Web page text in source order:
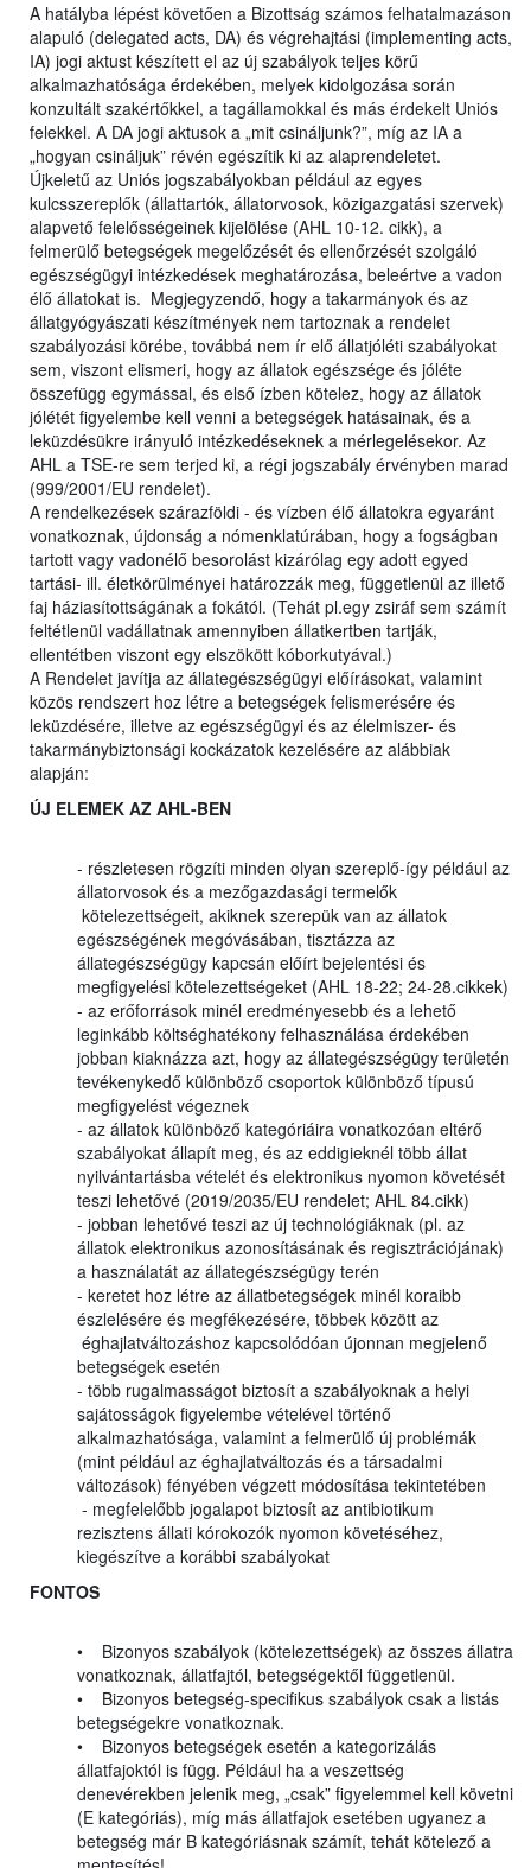
A hatályba lépést követően a Bizottság számos felhatalmazáson
alapuló (delegated acts, DA) és végrehajtási (implementing acts,
IA) jogi aktust készített el az új szabályok teljes körű
alkalmazhatósága érdekében, melyek kidolgozása során
konzultált szakértőkkel, a tagállamokkal és más érdekelt Uniós
felekkel. A DA jogi aktusok a „mit csináljunk?”, míg az IA a
„hogyan csináljuk” révén egészítik ki az alaprendeletet.
Újkeletű az Uniós jogszabályokban például az egyes
kulcsszereplők (állattartók, állatorvosok, közigazgatási szervek)
alapvető felelősségeinek kijelölése (AHL 10-12. cikk), a
felmerülő betegségek megelőzését és ellenőrzését szolgáló
egészségügyi intézkedések meghatározása, beleértve a vadon
élő állatokat is. Megjegyzendő, hogy a takarmányok és az
állatgyógyászati készítmények nem tartoznak a rendelet
szabályozási körébe, továbbá nem ír elő állatjóléti szabályokat
sem, viszont elismeri, hogy az állatok egészsége és jóléte
összefügg egymással, és első ízben kötelez, hogy az állatok
jólétét figyelembe kell venni a betegségek hatásainak, és a
leküzdésükre irányuló intézkedéseknek a mérlegelésekor. Az
AHL a TSE-re sem terjed ki, a régi jogszabály érvényben marad
(999/2001/EU rendelet).
A rendelkezések szárazföldi - és vízben élő állatokra egyaránt
vonatkoznak, újdonság a nómenklatúrában, hogy a fogságban
tartott vagy vadonélő besorolást kizárólag egy adott egyed
tartási- ill. életkörülményei határozzák meg, függetlenül az illető
faj háziasítottságának a fokától. (Tehát pl.egy zsiráf sem számít
feltétlenül vadállatnak amennyiben állatkertben tartják,
ellentétben viszont egy elszökött kóborkutyával.)
A Rendelet javítja az állategészségügyi előírásokat, valamint
közös rendszert hoz létre a betegségek felismerésére és
leküzdésére, illetve az egészségügyi és az élelmiszer- és
takarmánybiztonsági kockázatok kezelésére az alábbiak
alapján:
ÚJ ELEMEK AZ AHL-BEN
- részletesen rögzíti minden olyan szereplő-így például az
állatorvosok és a mezőgazdasági termelők
kötelezettségeit, akiknek szerepük van az állatok
egészségének megóvásában, tisztázza az
állategészségügy kapcsán előírt bejelentési és
megfigyelési kötelezettségeket (AHL 18-22; 24-28.cikkek)
- az erőforrások minél eredményesebb és a lehető
leginkább költséghatékony felhasználása érdekében
jobban kiaknázza azt, hogy az állategészségügy területén
tevékenykedő különböző csoportok különböző típusú
megfigyelést végeznek
- az állatok különböző kategóriáira vonatkozóan eltérő
szabályokat állapít meg, és az eddigieknél több állat
nyilvántartásba vételét és elektronikus nyomon követését
teszi lehetővé (2019/2035/EU rendelet; AHL 84.cikk)
- jobban lehetővé teszi az új technológiáknak (pl. az
állatok elektronikus azonosításának és regisztrációjának)
a használatát az állategészségügy terén
- keretet hoz létre az állatbetegségek minél koraibb
észlelésére és megfékezésére, többek között az
éghajlatváltozáshoz kapcsolódóan újonnan megjelenő
betegségek esetén
- több rugalmasságot biztosít a szabályoknak a helyi
sajátosságok figyelembe vételével történő
alkalmazhatósága, valamint a felmerülő új problémák
(mint például az éghajlatváltozás és a társadalmi
változások) fényében végzett módosítása tekintetében
- megfelelőbb jogalapot biztosít az antibiotikum
rezisztens állati kórokozók nyomon követéséhez,
kiegészítve a korábbi szabályokat
FONTOS
• Bizonyos szabályok (kötelezettségek) az összes állatra
vonatkoznak, állatfajtól, betegségektől függetlenül.
• Bizonyos betegség-specifikus szabályok csak a listás
betegségekre vonatkoznak.
• Bizonyos betegségek esetén a kategorizálás
állatfajoktól is függ. Például ha a veszettség
denevérekben jelenik meg, „csak” figyelemmel kell követni
(E kategóriás), míg más állatfajok esetében ugyanez a
betegség már B kategóriásnak számít, tehát kötelező a